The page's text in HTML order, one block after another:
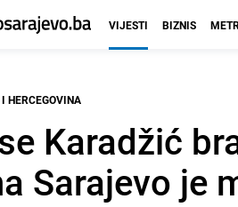
VIJESTI BIZNIS
HERCEGOVINA
Karadžić
Sarajevo je